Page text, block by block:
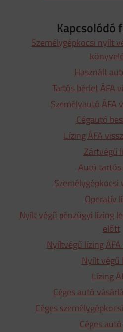
Kapcsolódó
Személygépkocsi nyílt
Használt
Tartós bérlet ÁFA
Személyautó ÁFA
Cégautó
Lízing ÁFA
Zártvégű
Autó
Személygépkocsi
Operatív
Nyílt végű pénzügyi lízing
előtt
Nyíltvégű lízing
Nyílt végű
Lízing
Céges autó
Céges
Céges